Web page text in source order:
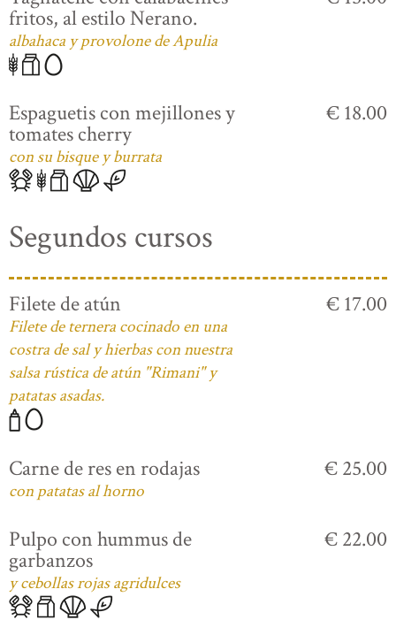
fritos, al estilo Nerano.
albahaca y provolone de Apulia
Espaguetis con mejillones y
tomates cherry
con su bisque y burrata
€ 18.00
Segundos cursos
Filete de atún
Filete de ternera cocinado en una
costra de sal y hierbas con nuestra
salsa rústica de atún "Rimani" y
patatas asadas.
€ 17.00
Carne de res en rodajas
con patatas al horno
€ 25.00
Pulpo con hummus de
garbanzos
y cebollas rojas agridulces
€ 22.00